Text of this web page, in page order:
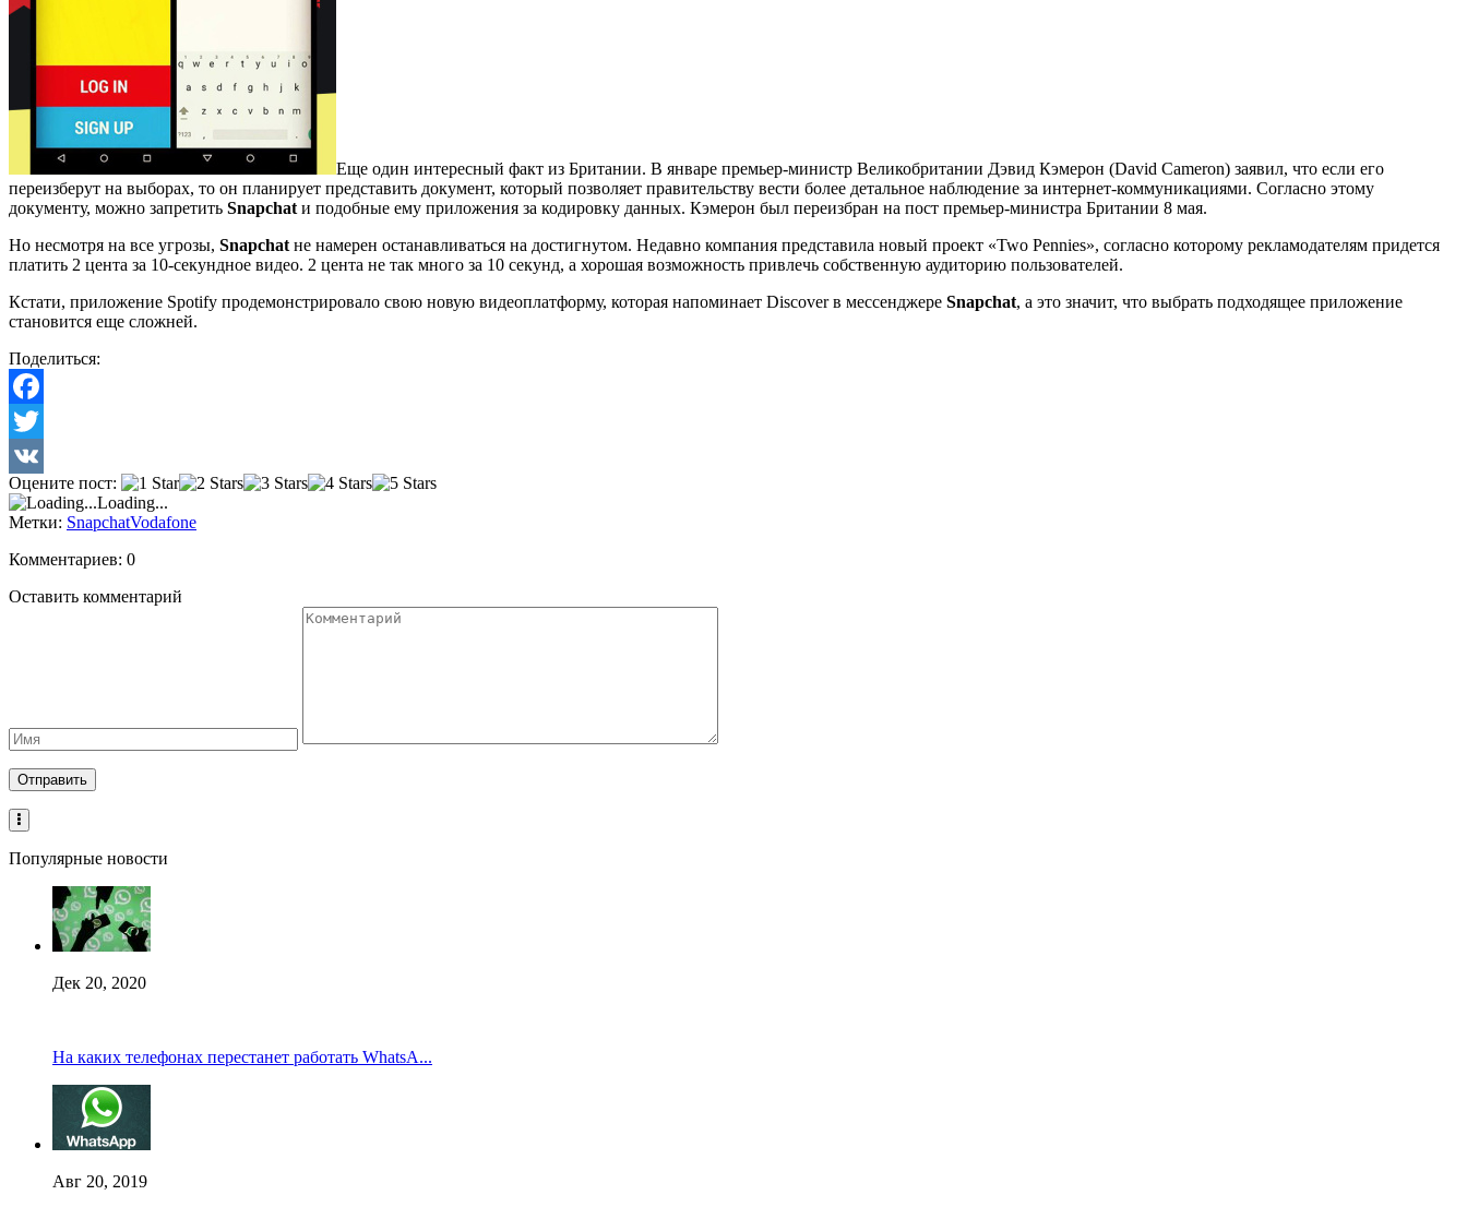
Еще один интересный факт из Британии. В январе премьер-министр Великобритании Дэвид Кэмерон (David Cameron) заявил, что если его
переизберут на выборах, то он планирует представить документ, который позволяет правительству вести более детальное наблюдение за интернет-коммуникациями. Согласно этому
документу, можно запретить Snapchat и подобные ему приложения за кодировку данных. Кэмерон был переизбран на пост премьер-министра Британии 8 мая.
Но несмотря на все угрозы, Snapchat не намерен останавливаться на достигнутом. Недавно компания представила новый проект «Two Pennies», согласно которому рекламодателям придется
платить 2 цента за 10-секундное видео. 2 цента не так много за 10 секунд, а хорошая возможность привлечь собственную аудиторию пользователей.
Кстати, приложение Spotify продемонстрировало свою новую видеоплатформу, которая напоминает Discover в мессенджере Snapchat, а это значит, что выбрать подходящее приложение
становится еще сложней.
Поделиться:
Facebook
Twitter
VK
Оцените пост:
Loading...
Метки: SnapchatVodafone
Комментариев: 0
Оставить комментарий
Популярные новости
Дек 20, 2020
На каких телефонах перестанет работать WhatsA...
Авг 20, 2019